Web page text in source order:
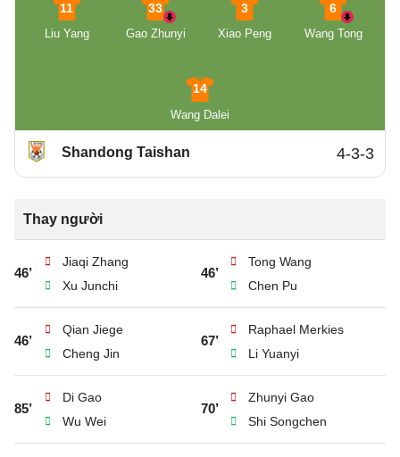
11
Liu Yang
33
Gao Zhunyi
3
Xiao Peng
6
Wang Tong
14
Wang Dalei
Shandong Taishan 4-3-3
Thay người
46’
Jiaqi Zhang
Xu Junchi
46’
Tong Wang
Chen Pu
46’
Qian Jiege
Cheng Jin
67’
Raphael Merkies
Li Yuanyi
85’
Di Gao
Wu Wei
70’
Zhunyi Gao
Shi Songchen